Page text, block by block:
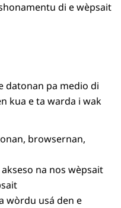
di e wèpsait
datonan pa medio di
kua e ta warda i wak
browsernan,
na nos wèpsait
wòrdu usá den e